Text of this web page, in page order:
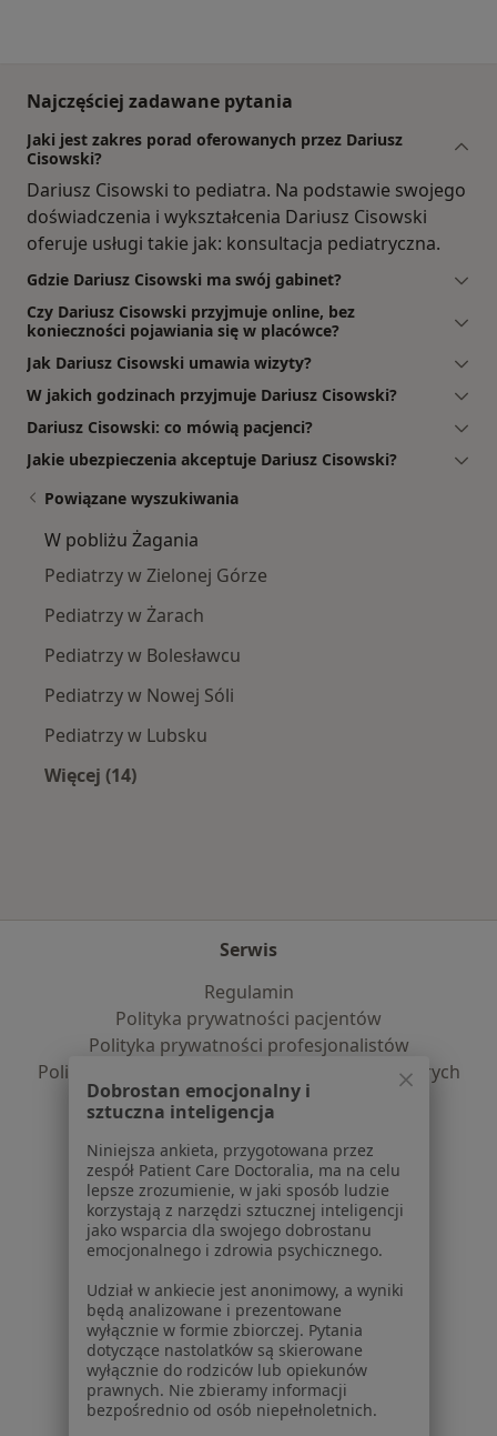
Najczęściej zadawane pytania
Jaki jest zakres porad oferowanych przez Dariusz
Cisowski?
Dariusz Cisowski to pediatra. Na podstawie swojego
doświadczenia i wykształcenia Dariusz Cisowski
oferuje usługi takie jak: konsultacja pediatryczna.
Gdzie Dariusz Cisowski ma swój gabinet?
Czy Dariusz Cisowski przyjmuje online, bez
konieczności pojawiania się w placówce?
Jak Dariusz Cisowski umawia wizyty?
W jakich godzinach przyjmuje Dariusz Cisowski?
Dariusz Cisowski: co mówią pacjenci?
Jakie ubezpieczenia akceptuje Dariusz Cisowski?
Powiązane wyszukiwania
W pobliżu Żagania
Pediatrzy w Zielonej Górze
Pediatrzy w Żarach
Pediatrzy w Bolesławcu
Pediatrzy w Nowej Sóli
Pediatrzy w Lubsku
Więcej (14)
Serwis
Regulamin
Polityka prywatności pacjentów
Polityka prywatności profesjonalistów
Polityka prywatności dla profesjonalistów, których
dane pozyskaliśmy samodzielnie
Polityka cookies
Jak działają wyniki wyszukiwania
Dostępność
O nas
Praca Rekrutujemy!
Partnerzy
Centrum prasowe
Kontakt
Dla pacjentów
Lekarze
Placówki medyczne
Dobrostan emocjonalny i
sztuczna inteligencja
Niniejsza ankieta, przygotowana przez
zespół Patient Care Doctoralia, ma na celu
lepsze zrozumienie, w jaki sposób ludzie
korzystają z narzędzi sztucznej inteligencji
jako wsparcia dla swojego dobrostanu
emocjonalnego i zdrowia psychicznego.
Udział w ankiecie jest anonimowy, a wyniki
będą analizowane i prezentowane
wyłącznie w formie zbiorczej. Pytania
dotyczące nastolatków są skierowane
wyłącznie do rodziców lub opiekunów
prawnych. Nie zbieramy informacji
bezpośrednio od osób niepełnoletnich.